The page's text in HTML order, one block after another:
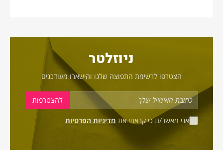
ניוזלטר
הצטרפו לרשימת התפוצה שלנו והישארו מעודכנים
אני מאשר/ת כי קראתי את מדיניות הפרטיות